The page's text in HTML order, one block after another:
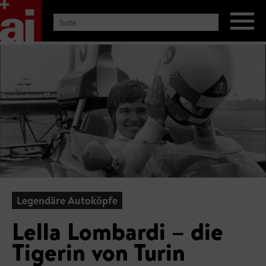
Legendäre Autoköpfe
Lella Lombardi – die
Tigerin von Turin